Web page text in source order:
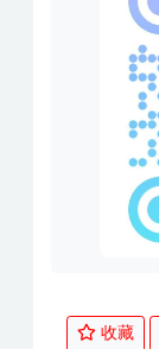
收藏